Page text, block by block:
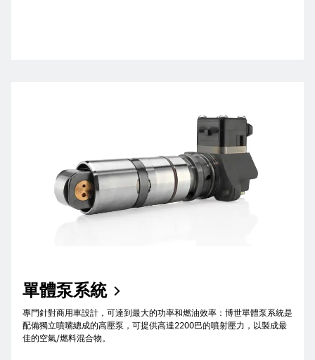
單體泵系統
專門針對商用車設計，可達到最大的功率和燃油效率：博世單體泵系統是
配備獨立噴嘴總成的高壓泵，可提供高達2200巴的噴射壓力，以製成最
佳的空氣/燃料混合物。